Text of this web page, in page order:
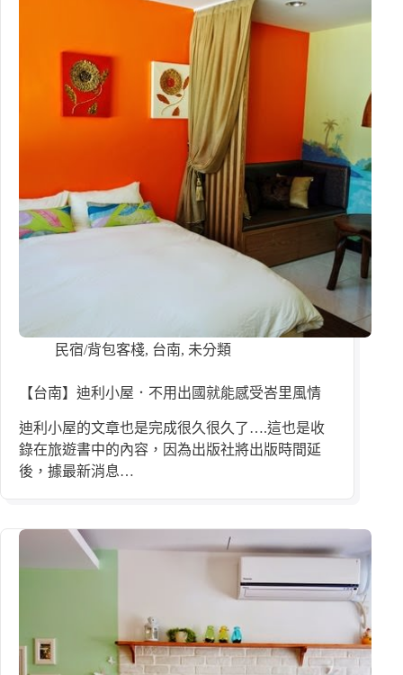
民宿/背包客棧, 台南, 未分類
【台南】迪利小屋．不用出國就能感受峇里風情
迪利小屋的文章也是完成很久很久了….這也是收
錄在旅遊書中的內容，因為出版社將出版時間延
後，據最新消息…